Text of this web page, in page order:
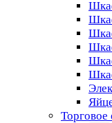
Торговое